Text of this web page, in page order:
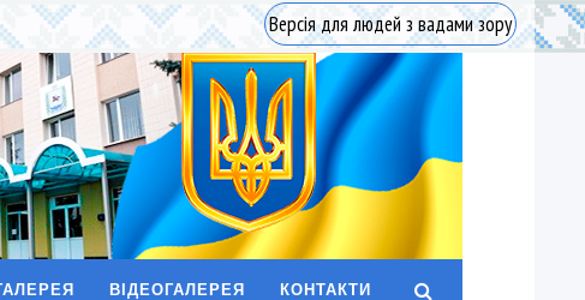
Версія для людей з вадами зору
ВІДЕОГАЛЕРЕЯ КОНТАКТИ